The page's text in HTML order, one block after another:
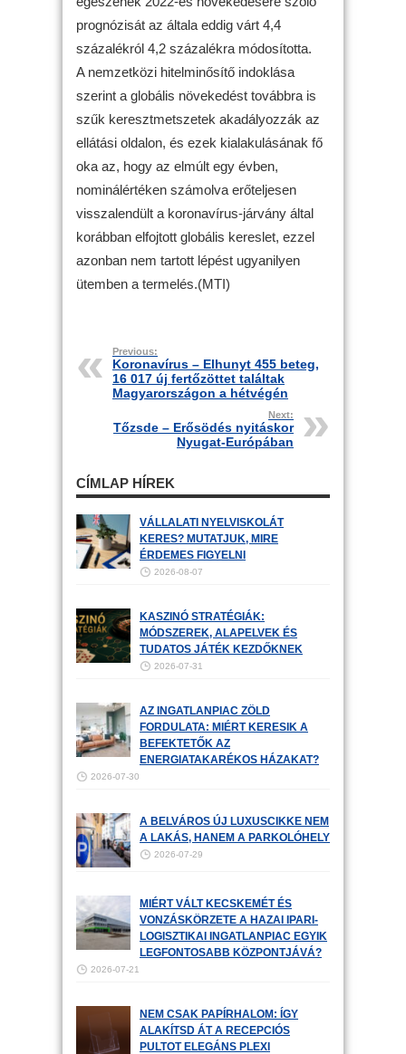
prognózisát az általa eddig várt 4,4
százalékról 4,2 százalékra módosította.
A nemzetközi hitelminősítő indoklása
szerint a globális növekedést továbbra is
szűk keresztmetszetek akadályozzák az
ellátási oldalon, és ezek kialakulásának fő
oka az, hogy az elmúlt egy évben,
nominálértéken számolva erőteljesen
visszalendült a koronavírus-járvány által
korábban elfojtott globális kereslet, ezzel
azonban nem tartott lépést ugyanilyen
ütemben a termelés.(MTI)
Previous:
Koronavírus – Elhunyt 455 beteg,
16 017 új fertőzöttet találtak
Magyarországon a hétvégén
Next:
Tőzsde – Erősödés nyitáskor
Nyugat-Európában
CÍMLAP HÍREK
VÁLLALATI NYELVISKOLÁT
KERES? MUTATJUK, MIRE
ÉRDEMES FIGYELNI
2026-08-07
KASZINÓ STRATÉGIÁK:
MÓDSZEREK, ALAPELVEK ÉS
TUDATOS JÁTÉK KEZDŐKNEK
2026-07-31
AZ INGATLANPIAC ZÖLD
FORDULATA: MIÉRT KERESIK A
BEFEKTETŐK AZ
ENERGIATAKARÉKOS HÁZAKAT?
2026-07-30
A BELVÁROS ÚJ LUXUSCIKKE NEM
A LAKÁS, HANEM A PARKOLÓHELY
2026-07-29
MIÉRT VÁLT KECSKEMÉT ÉS
VONZÁSKÖRZETE A HAZAI IPARI-
LOGISZTIKAI INGATLANPIAC EGYIK
LEGFONTOSABB KÖZPONTJÁVÁ?
2026-07-21
NEM CSAK PAPÍRHALOM: ÍGY
ALAKÍTSD ÁT A RECEPCIÓS
PULTOT ELEGÁNS PLEXI